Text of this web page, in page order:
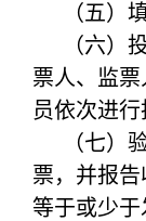
（五）
（六）
票人、监
员依次进行
（七）
票，并报
等于或少于